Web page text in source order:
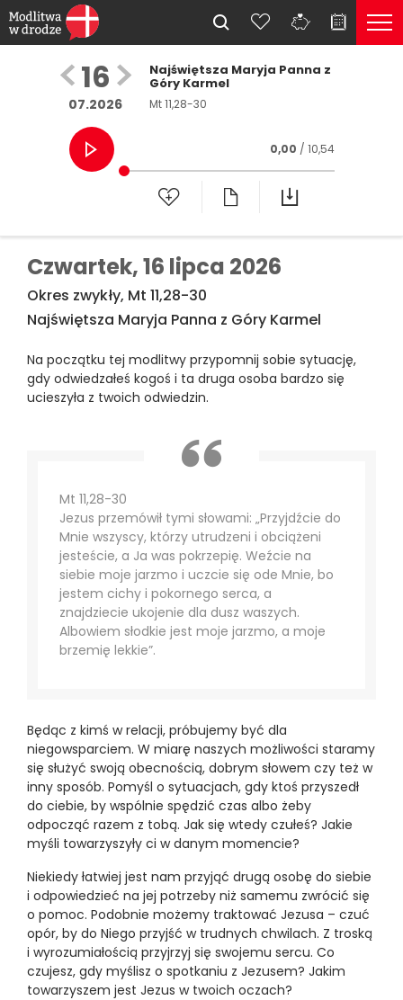
16
07.2026
Najświętsza Maryja Panna z
Góry Karmel
Mt 11,28-30
0,00 / 10,54
Czwartek,16 lipca 2026
Okres zwykły, Mt 11,28-30
Najświętsza Maryja Panna z Góry Karmel
Na początku tej modlitwy przypomnij sobie sytuację,
gdy odwiedzałeś kogoś i ta druga osoba bardzo się
ucieszyła z twoich odwiedzin.
Mt 11,28-30
Jezus przemówił tymi słowami: „Przyjdźcie do
Mnie wszyscy, którzy utrudzeni i obciążeni
jesteście, a Ja was pokrzepię. Weźcie na
siebie moje jarzmo i uczcie się ode Mnie, bo
jestem cichy i pokornego serca, a
znajdziecie ukojenie dla dusz waszych.
Albowiem słodkie jest moje jarzmo, a moje
brzemię lekkie”.
Będąc z kimś w relacji, próbujemy być dla
niegowsparciem. W miarę naszych możliwości staramy
się służyć swoją obecnością, dobrym słowem czy też w
inny sposób. Pomyśl o sytuacjach, gdy ktoś przyszedł
do ciebie, by wspólnie spędzić czas albo żeby
odpocząć razem z tobą. Jak się wtedy czułeś? Jakie
myśli towarzyszyły ci w danym momencie?
Niekiedy łatwiej jest nam przyjąć drugą osobę do siebie
i odpowiedzieć na jej potrzeby niż samemu zwrócić się
o pomoc. Podobnie możemy traktować Jezusa – czuć
opór, by do Niego przyjść w trudnych chwilach. Z troską
i wyrozumiałością przyjrzyj się swojemu sercu. Co
czujesz, gdy myślisz o spotkaniu z Jezusem? Jakim
towarzyszem jest Jezus w twoich oczach?